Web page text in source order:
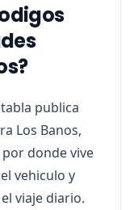
publica
Los Banos,
donde vive
vehiculo y
viaje diario.